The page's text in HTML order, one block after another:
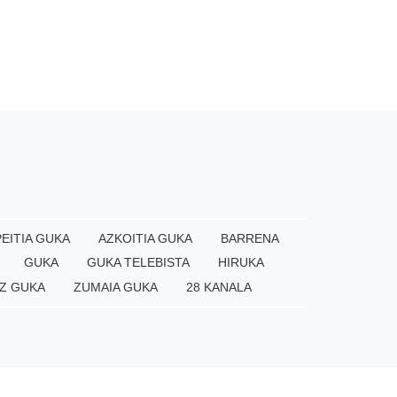
GUKA AZKOITIA GUKA
BARRENA
GUKA GUKA TELEBISTA
HIRUKA
GUKA ZUMAIA GUKA 28 KANALA